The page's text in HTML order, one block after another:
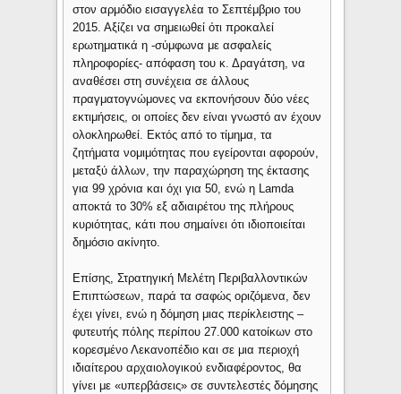
στον αρμόδιο εισαγγελέα το Σεπτέμβριο του
2015. Αξίζει να σημειωθεί ότι προκαλεί
ερωτηματικά η -σύμφωνα με ασφαλείς
πληροφορίες- απόφαση του κ. Δραγάτση, να
αναθέσει στη συνέχεια σε άλλους
πραγματογνώμονες να εκπονήσουν δύο νέες
εκτιμήσεις, οι οποίες δεν είναι γνωστό αν έχουν
ολοκληρωθεί. Εκτός από το τίμημα, τα
ζητήματα νομιμότητας που εγείρονται αφορούν,
μεταξύ άλλων, την παραχώρηση της έκτασης
για 99 χρόνια και όχι για 50, ενώ η Lamda
αποκτά το 30% εξ αδιαιρέτου της πλήρους
κυριότητας, κάτι που σημαίνει ότι ιδιοποιείται
δημόσιο ακίνητο.
Επίσης, Στρατηγική Μελέτη Περιβαλλοντικών
Επιπτώσεων, παρά τα σαφώς οριζόμενα, δεν
έχει γίνει, ενώ η δόμηση μιας περίκλειστης –
φυτευτής πόλης περίπου 27.000 κατοίκων στο
κορεσμένο Λεκανοπέδιο και σε μια περιοχή
ιδιαίτερου αρχαιολογικού ενδιαφέροντος, θα
γίνει με «υπερβάσεις» σε συντελεστές δόμησης